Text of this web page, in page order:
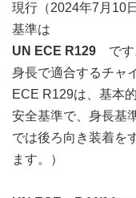
現行（2024年7月10
基準は
UN ECE R129 です
身長で適合するチャ
ECE R129は、基本
安全基準で、身長基
では後ろ向き装着を
ます。）